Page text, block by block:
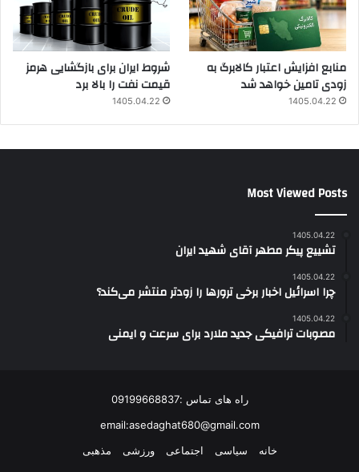
منابع افزایش اعتبار کالابرگ به
زودی تامین خواهد شد
1405.04.22
شروط ایران برای بازگشایی هرمز
قیمت نفت را بالا برد
1405.04.22
Most Viewed Posts
1405.04.22
تشییع پیکر مطهر آقای شهید ایران
1405.04.22
چرا اسرائیل اخبار برخی ترورها را زودتر منتشر می‌کند؟
1405.04.22
مصوبات ترافیکی جدید ملارد برای سرعت و ایمنی
راه های تماس :09199668837
email:asedaghat680@gmail.com
خانه
سیاسی اجتماعی ورزشی مذهبی